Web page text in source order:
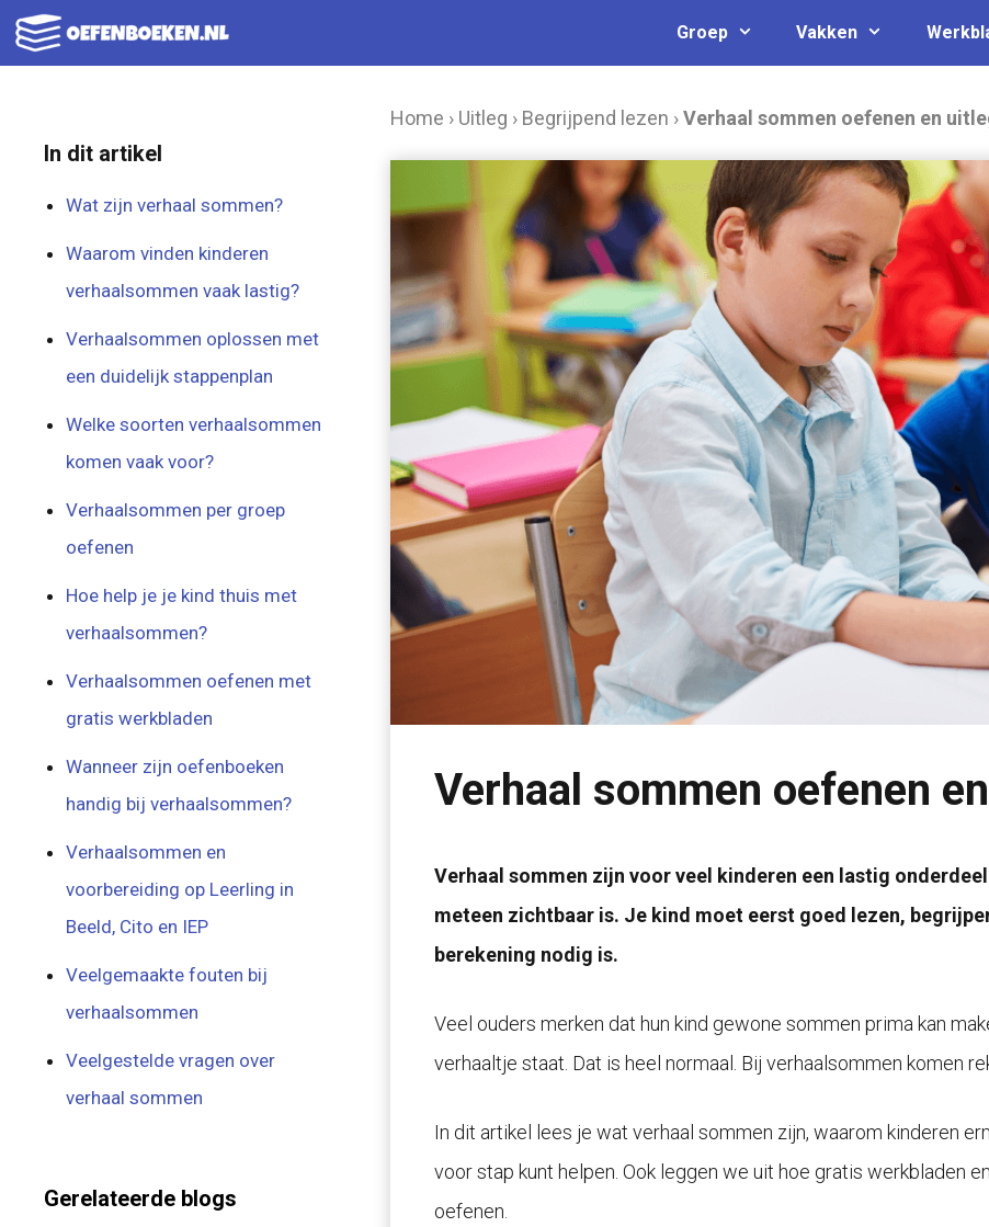
Ga
naar
Groep Vakken
Home › Uitleg › Begrijpend lezen ›Verhaal sommen oefenen en
Verhaal sommen oefenen
Verhaal sommen zijn voor veel kinderen een lastig
meteen zichtbaar is. Je kind moet eerst goed lezen,
berekening nodig is.
Veel ouders merken dat hun kind gewone sommen prima kan
verhaaltje staat. Dat is heel normaal. Bij verhaalsommen komen
In dit artikel lees je wat verhaal sommen zijn, waarom kinderen
voor stap kunt helpen. Ook leggen we uit hoe gratis werkbladen
oefenen.
In dit artikel
Wat zijn verhaal sommen?
Waarom vinden kinderen
verhaalsommen vaak lastig?
Verhaalsommen oplossen met
een duidelijk stappenplan
Welke soorten verhaalsommen
komen vaak voor?
Verhaalsommen per groep
oefenen
Hoe help je je kind thuis met
verhaalsommen?
Verhaalsommen oefenen met
gratis werkbladen
Wanneer zijn oefenboeken
handig bij verhaalsommen?
Verhaalsommen en
voorbereiding op Leerling in
Beeld, Cito en IEP
Veelgemaakte fouten bij
verhaalsommen
Veelgestelde vragen over
verhaal sommen
Gerelateerde blogs